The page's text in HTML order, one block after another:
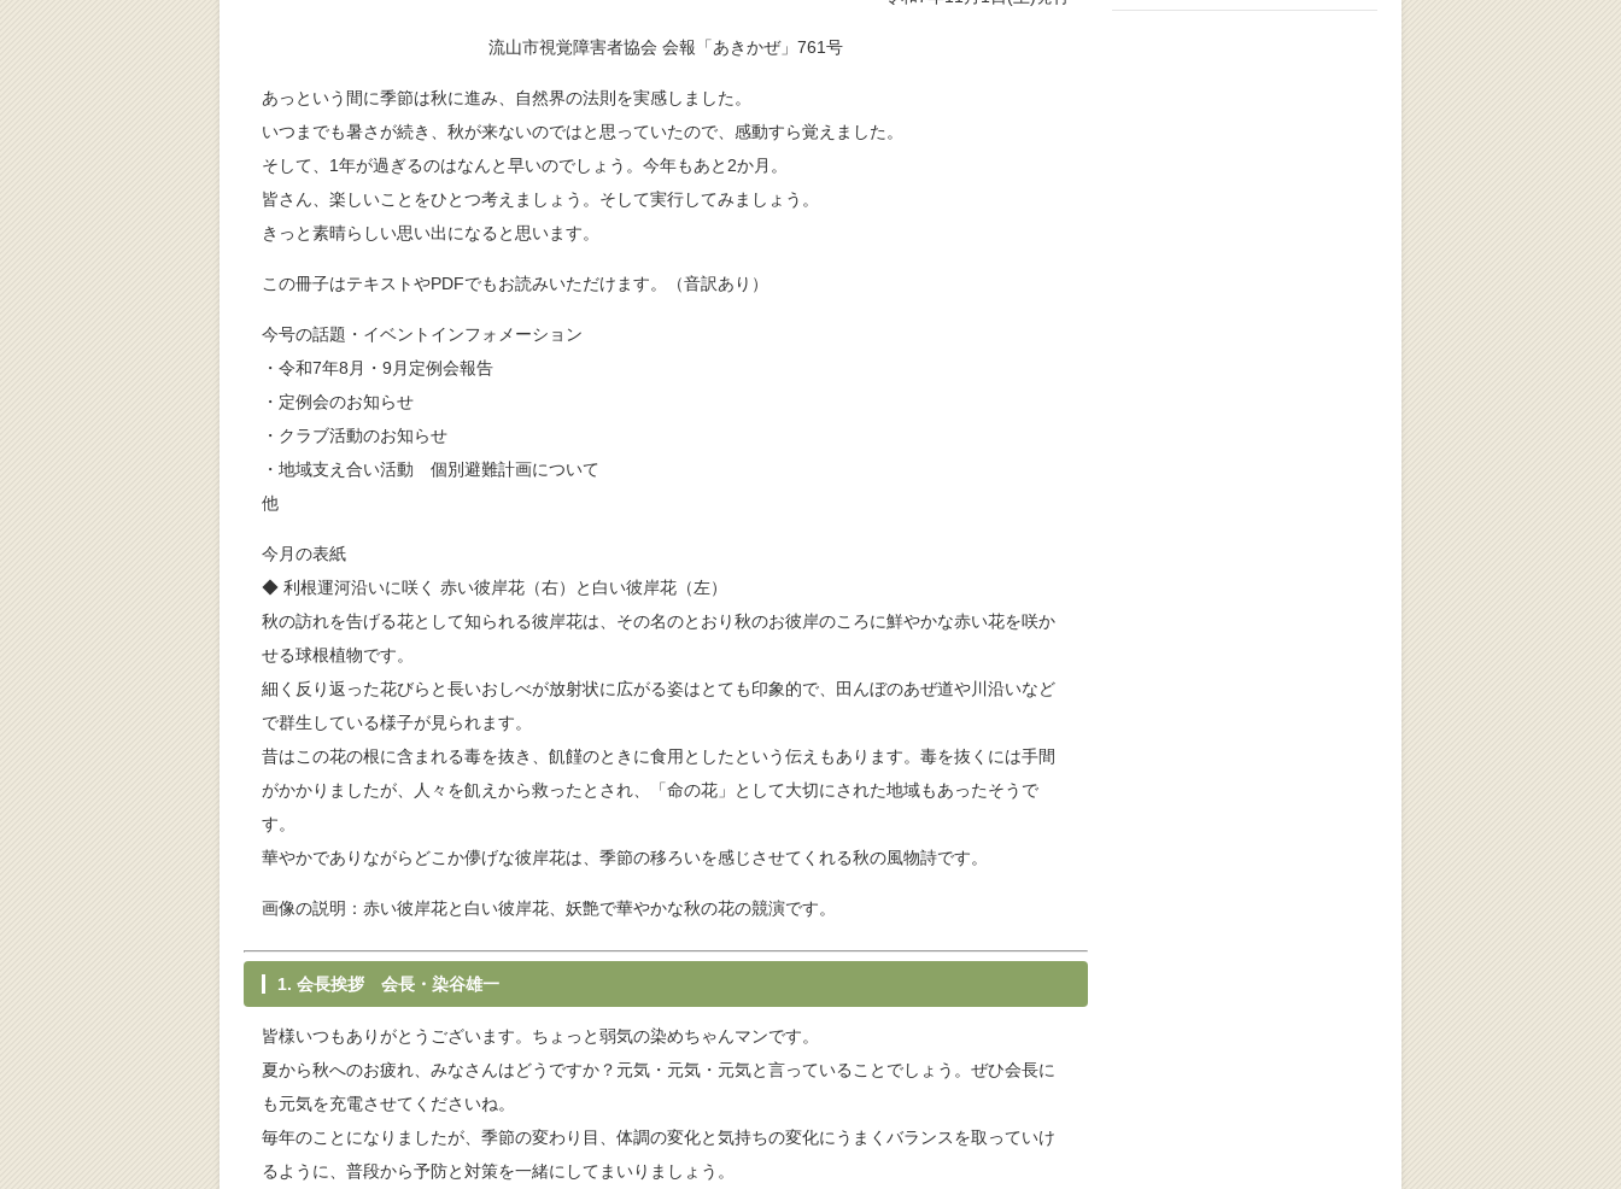
流山市視覚障害者協会 会報「あきかぜ」761号
あっという間に季節は秋に進み、自然界の法則を実感しました。
いつまでも暑さが続き、秋が来ないのではと思っていたので、感動すら覚えました。
そして、1年が過ぎるのはなんと早いのでしょう。今年もあと2か月。
皆さん、楽しいことをひとつ考えましょう。そして実行してみましょう。
きっと素晴らしい思い出になると思います。
この冊子はテキストやPDFでもお読みいただけます。（音訳あり）
今号の話題・イベントインフォメーション
・令和7年8月・9月定例会報告
・定例会のお知らせ
・クラブ活動のお知らせ
・地域支え合い活動 個別避難計画について
他
今月の表紙
◆ 利根運河沿いに咲く 赤い彼岸花（右）と白い彼岸花（左）
秋の訪れを告げる花として知られる彼岸花は、その名のとおり秋のお彼岸のころに鮮やかな赤い花を咲か
せる球根植物です。
細く反り返った花びらと長いおしべが放射状に広がる姿はとても印象的で、田んぼのあぜ道や川沿いなど
で群生している様子が見られます。
昔はこの花の根に含まれる毒を抜き、飢饉のときに食用としたという伝えもあります。毒を抜くには手間
がかかりましたが、人々を飢えから救ったとされ、「命の花」として大切にされた地域もあったそうで
す。
華やかでありながらどこか儚げな彼岸花は、季節の移ろいを感じさせてくれる秋の風物詩です。
画像の説明：赤い彼岸花と白い彼岸花、妖艶で華やかな秋の花の競演です。
1. 会長挨拶 会長・染谷雄一
皆様いつもありがとうございます。ちょっと弱気の染めちゃんマンです。
夏から秋へのお疲れ、みなさんはどうですか？元気・元気・元気と言っていることでしょう。ぜひ会長に
も元気を充電させてくださいね。
毎年のことになりましたが、季節の変わり目、体調の変化と気持ちの変化にうまくバランスを取っていけ
るように、普段から予防と対策を一緒にしてまいりましょう。